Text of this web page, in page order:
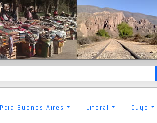
Pcia Buenos Aires Litoral Cuyo